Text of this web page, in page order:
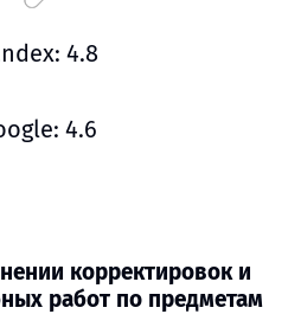
4.8
4.6
корректировок и
работ по предметам